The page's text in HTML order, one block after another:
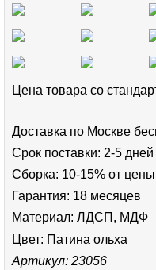
Цена товара cо
Доставка по Москве
Срок поставки: 2-5 дней
Сборка: 10-15% от цены
Гарантия: 18 месяцев
Материал: ЛДСП, МДФ
Цвет: Патина ольха
Артикул: 23056